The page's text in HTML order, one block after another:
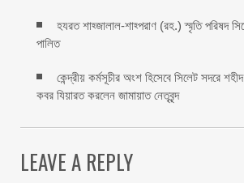
হযরত শাহ্জালাল-শাহ্পরাণ (রহ.) স্মৃতি পরিষদ
পালিত ‎​
কেন্দ্রীয় কর্মসূচীর অংশ হিসেবে সিলেট সদরে
কবর যিয়ারত করলেন জামায়াত নেতৃবৃন্দ ‎
LEAVE A REPLY